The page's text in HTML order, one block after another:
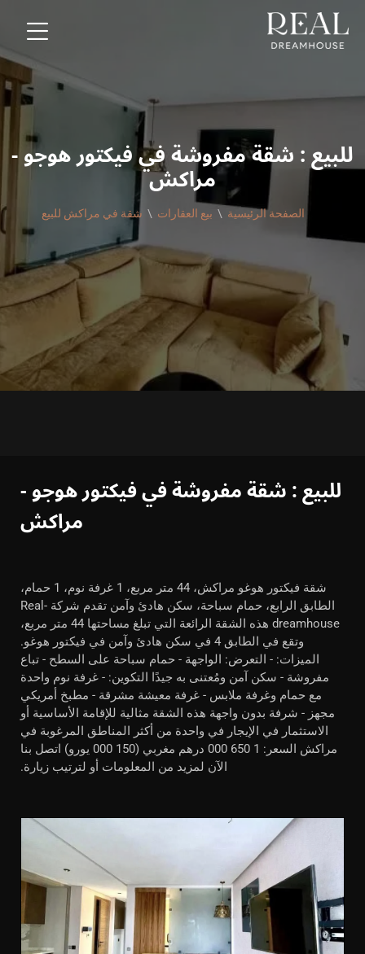
للبيع : شقة مفروشة في فيكتور هوجو -
مراكش
الصفحة الرئيسية بيع العقارات شقة في مراكش للبيع
للبيع : شقة مفروشة في فيكتور هوجو -
مراكش
شقة فيكتور هوغو مراكش، 44 متر مربع، 1 غرفة نوم، 1 حمام،
الطابق الرابع، حمام سباحة، سكن هادئ وآمن تقدم شركة Real-
dreamhouse هذه الشقة الرائعة التي تبلغ مساحتها 44 متر مربع،
وتقع في الطابق 4 في سكن هادئ وآمن في فيكتور هوغو.
الميزات: - التعرض: الواجهة - حمام سباحة على السطح - تباع
مفروشة - سكن آمن ومُعتنى به جيدًا التكوين: - غرفة نوم واحدة
مع حمام وغرفة ملابس - غرفة معيشة مشرقة - مطبخ أمريكي
مجهز - شرفة بدون واجهة هذه الشقة مثالية للإقامة الأساسية أو
الاستثمار في الإيجار في واحدة من أكثر المناطق المرغوبة في
مراكش السعر: 1 650 000 درهم مغربي (150 000 يورو) اتصل بنا
الآن لمزيد من المعلومات أو لترتيب زيارة.